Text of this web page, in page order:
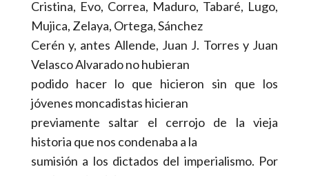
Cristina, Evo, Correa, Maduro, Tabaré, Lugo,
Mujica, Zelaya, Ortega, Sánchez
Cerén y, antes Allende, Juan J. Torres y Juan
Velasco Alvarado no hubieran
podido hacer lo que hicieron sin que los
jóvenes moncadistas hicieran
previamente saltar el cerrojo de la vieja
historia que nos condenaba a la
sumisión a los dictados del imperialismo. Por